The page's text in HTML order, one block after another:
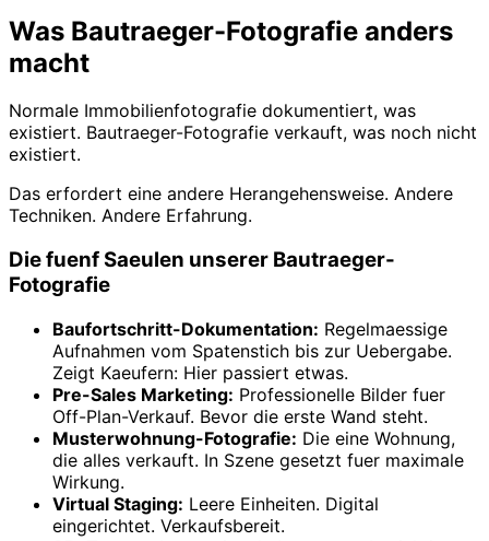
Was Bautraeger-Fotografie anders
macht
Normale Immobilienfotografie dokumentiert, was
existiert. Bautraeger-Fotografie verkauft, was noch nicht
existiert.
Das erfordert eine andere Herangehensweise. Andere
Techniken. Andere Erfahrung.
Die fuenf Saeulen unserer Bautraeger-
Fotografie
Baufortschritt-Dokumentation: Regelmaessige
Aufnahmen vom Spatenstich bis zur Uebergabe.
Zeigt Kaeufern: Hier passiert etwas.
Pre-Sales Marketing: Professionelle Bilder fuer
Off-Plan-Verkauf. Bevor die erste Wand steht.
Musterwohnung-Fotografie: Die eine Wohnung,
die alles verkauft. In Szene gesetzt fuer maximale
Wirkung.
Virtual Staging: Leere Einheiten. Digital
eingerichtet. Verkaufsbereit.